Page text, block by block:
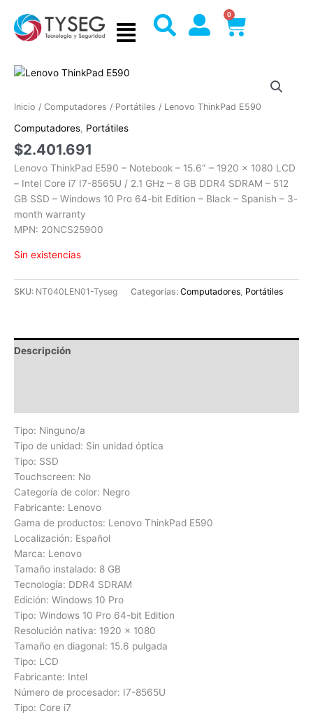
contenido
0
Cart
Inicio / Computadores / Portátiles / Lenovo ThinkPad E590
Computadores, Portátiles
$2.401.691
Lenovo ThinkPad E590 – Notebook – 15.6″ – 1920 x 1080 LCD
– Intel Core i7 I7-8565U / 2.1 GHz – 8 GB DDR4 SDRAM – 512
GB SSD – Windows 10 Pro 64-bit Edition – Black – Spanish – 3-
month warranty
MPN: 20NCS25900
Sin existencias
SKU: NT040LEN01-Tyseg Categorías: Computadores, Portátiles
Descripción
Tipo: Ninguno/a
Tipo de unidad: Sin unidad óptica
Tipo: SSD
Touchscreen: No
Categoría de color: Negro
Fabricante: Lenovo
Gama de productos: Lenovo ThinkPad E590
Localización: Español
Marca: Lenovo
Tamaño instalado: 8 GB
Tecnología: DDR4 SDRAM
Edición: Windows 10 Pro
Tipo: Windows 10 Pro 64-bit Edition
Resolución nativa: 1920 x 1080
Tamaño en diagonal: 15.6 pulgada
Tipo: LCD
Fabricante: Intel
Número de procesador: I7-8565U
Tipo: Core i7